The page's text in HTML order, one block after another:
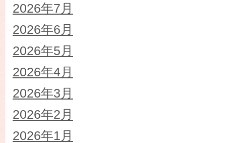
2026年7月
2026年6月
2026年5月
2026年4月
2026年3月
2026年2月
2026年1月